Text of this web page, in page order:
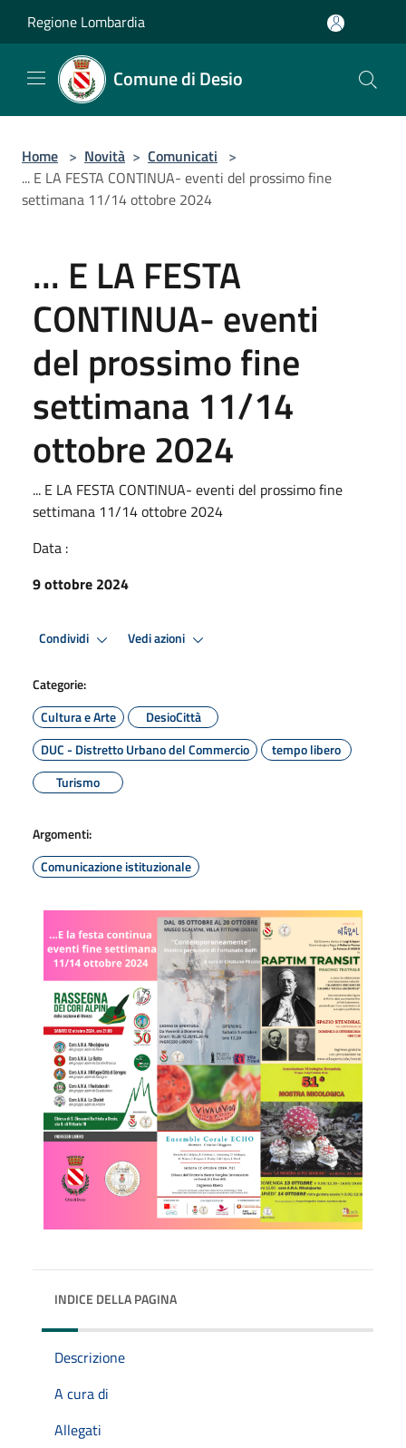
Regione Lombardia
Comune di Desio
Home > Novità > Comunicati >
... E LA FESTA CONTINUA- eventi del prossimo fine
settimana 11/14 ottobre 2024
... E LA FESTA
CONTINUA- eventi
del prossimo fine
settimana 11/14
ottobre 2024
... E LA FESTA CONTINUA- eventi del prossimo fine
settimana 11/14 ottobre 2024
Data :
9 ottobre 2024
Condividi Vedi azioni
Categorie:
Cultura e Arte
DesioCittà
DUC - Distretto Urbano del Commercio
tempo libero
Turismo
Argomenti:
Comunicazione istituzionale
INDICE DELLA PAGINA
Descrizione
A cura di
Allegati